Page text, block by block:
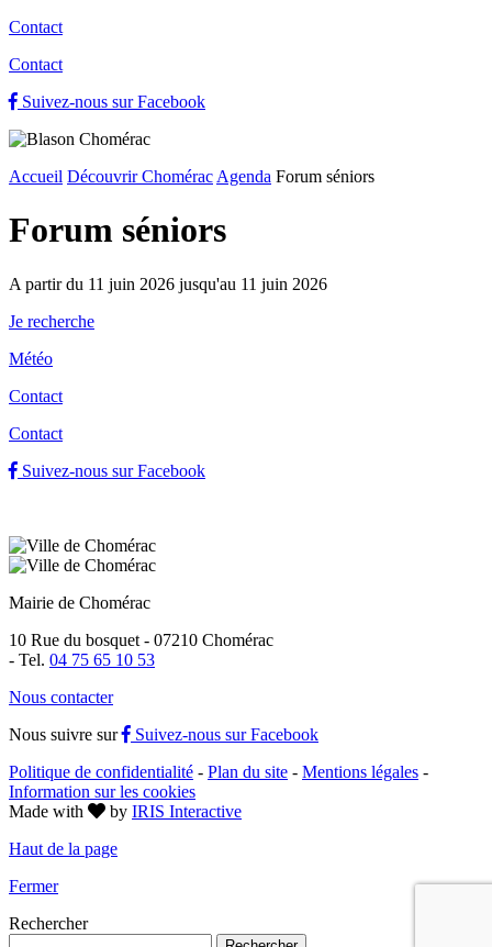
Contact
Contact
Suivez-nous sur Facebook
Accueil Découvrir Chomérac Agenda Forum séniors
Forum séniors
A partir du 11 juin 2026 jusqu'au 11 juin 2026
Je recherche
Météo
Contact
Contact
Suivez-nous sur Facebook
Mairie de Chomérac
10 Rue du bosquet - 07210 Chomérac
- Tel. 04 75 65 10 53
Nous contacter
Nous suivre sur
Suivez-nous sur Facebook
Politique de confidentialité - Plan du site - Mentions légales -
Information sur les cookies
Made with
by IRIS Interactive
Haut de la page
Fermer
Rechercher